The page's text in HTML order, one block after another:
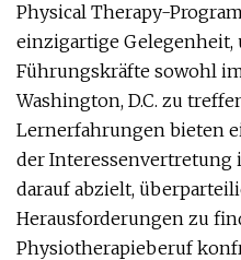
Physical Therapy-
einzigartige Gelegenheit,
Führungskräfte sowohl
Washington, D.C. zu
Lernerfahrungen bieten
der Interessenvertretung
darauf abzielt,
Herausforderungen zu
Physiotherapieberuf